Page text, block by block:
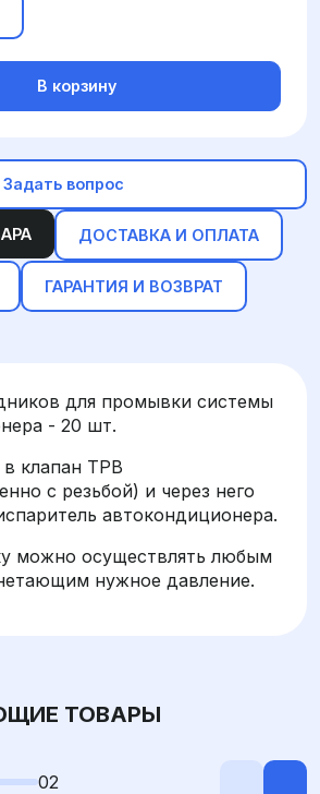
ДОСТАВКА И ОПЛАТА
ГАРАНТИЯ И ВОЗВРАТ
для промывки системы
- 20 шт.
клапан ТРВ
с резьбой) и через него
автокондиционера.
можно осуществлять любым
нужное давление.
В корзину
Задать вопрос
ТОВАРЫ
02